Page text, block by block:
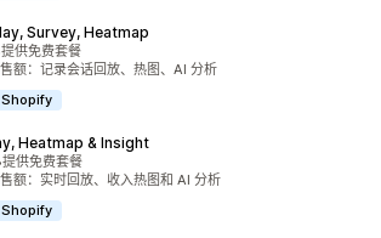
Survey, Heatmap
星）
论
提供免费套餐
额：记录会话回放、热图、AI 分析
Heatmap & Insight
星）
论
提供免费套餐
额：实时回放、收入热图和 AI 分析